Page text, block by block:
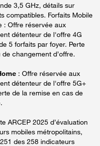
3,5 GHz, détails sur
compatibles. Forfaits Mobile
: Offre réservée aux
détenteur de l'offre 4G
5 forfaits par foyer. Perte
changement d’offre.
: Offre réservée aux
détenteur de l'offre 5G+
de la remise en cas de
ARCEP 2025 d’évaluation
mobiles métropolitains,
des 258 indicateurs